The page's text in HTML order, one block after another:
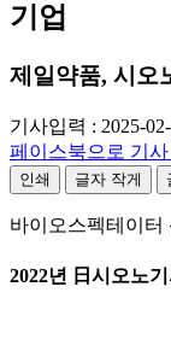
기업
제일약품, 시오
기사입력 : 2025-
페이스북으로 기사
인쇄 글자 작게
바이오스펙테이터
2022년 日시오노